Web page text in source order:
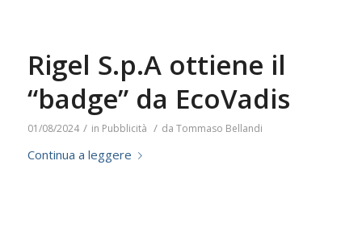
Rigel S.p.A ottiene il
“badge” da EcoVadis
01/08/2024 / in Pubblicità / da Tommaso Bellandi
Continua a leggere